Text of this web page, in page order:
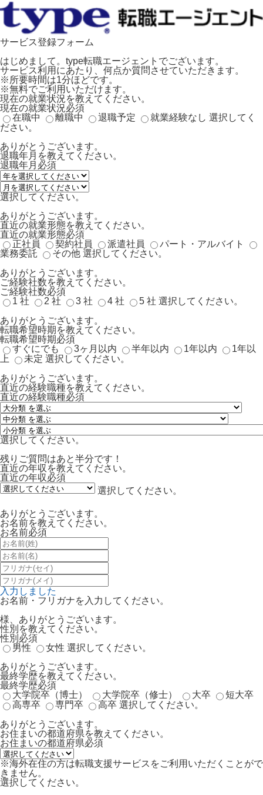
サービス登録フォーム
はじめまして。type転職エージェントでございます。
サービス利用にあたり、何点か質問させていただきます。
※所要時間は1分ほどです。
※無料でご利用いただけます。
現在の就業状況を教えてください。
現在の就業状況必須
在職中
離職中 退職予定 就業経験なし 選択してく
ださい。
ありがとうございます。
退職年月を教えてください。
退職年月 必須
選択してください。
ありがとうございます。
直近の就業形態を教えてください。
直近の就業形態必須
正社員
契約社員 派遣社員
パート・アルバイト
業務委託
その他 選択してください。
ありがとうございます。
ご経験社数を教えてください。
ご経験社数必須
1 社
2 社 3 社 4 社 5 社 選択してください。
ありがとうございます。
転職希望時期を教えてください。
転職希望時期必須
すぐにでも
3ヶ月以内 半年以内 1年以内
1年以
上
未定 選択してください。
ありがとうございます。
直近の経験職種を教えてください。
直近の経験職種必須
選択してください。
残りご質問はあと半分です！
直近の年収を教えてください。
直近の年収必須
選択してください。
ありがとうございます。
お名前を教えてください。
お名前必須
入力しました
お名前・フリガナを入力してください。
様、ありがとうございます。
性別を教えてください。
性別 必須
男性
女性 選択してください。
ありがとうございます。
最終学歴を教えてください。
最終学歴必須
大学院卒（博士）
大学院卒（修士） 大卒
短大卒
高専卒
専門卒 高卒 選択してください。
ありがとうございます。
お住まいの都道府県を教えてください。
お住まいの都道府県必須
※海外在住の方は転職支援サービスをご利用いただくことがで
きません。
選択してください。